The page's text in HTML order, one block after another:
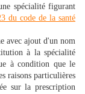
spécialité figurant
du code de la santé
avec ajout d'un nom
à la spécialité
à condition que le
raisons particulières
sur la prescription